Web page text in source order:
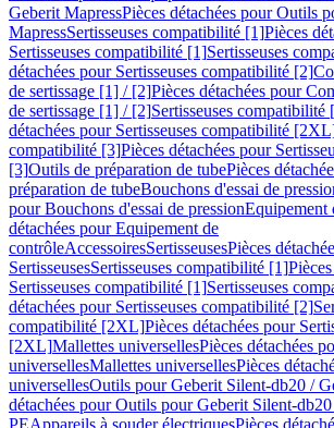
Geberit MapressPièces détachées pour Outils
MapressSertisseuses compatibilité [1]Pièces
Sertisseuses compatibilité [1]Sertisseuses
détachées pour Sertisseuses compatibilité [2]
de sertissage [1] / [2]Pièces détachées pour
de sertissage [1] / [2]Sertisseuses
détachées pour Sertisseuses compatibilité
compatibilité [3]Pièces détachées pour
[3]Outils de préparation de tubePièces
préparation de tubeBouchons d'essai de
pour Bouchons d'essai de pressionEquipement
détachées pour Equipement de
contrôleAccessoiresSertisseusesPièces
SertisseusesSertisseuses compatibilité [1]
Sertisseuses compatibilité [1]Sertisseuses
détachées pour Sertisseuses compatibilité [2]
compatibilité [2XL]Pièces détachées pour
[2XL]Mallettes universellesPièces détachées
universellesMallettes universellesPièces
universellesOutils pour Geberit Silent-db20 /
détachées pour Outils pour Geberit Silent-
PEAppareils à souder électriquesPièces